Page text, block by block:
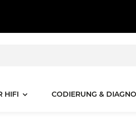
HIFI CODIERUNG &